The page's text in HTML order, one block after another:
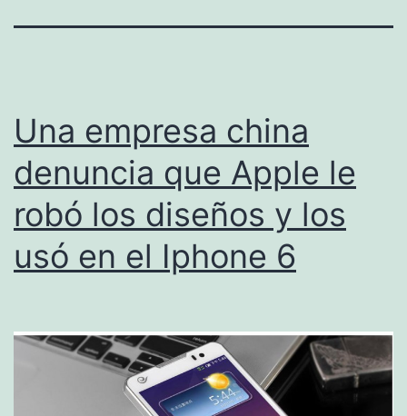
Una empresa china
denuncia que Apple le
robó los diseños y los
usó en el Iphone 6